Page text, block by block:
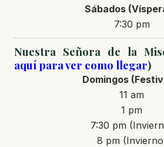
Sábados
7:30 pm
Nuestra Señora de la
aquí para ver como llegar)
Domingos
11 am
1 pm
7:30 pm
8 pm